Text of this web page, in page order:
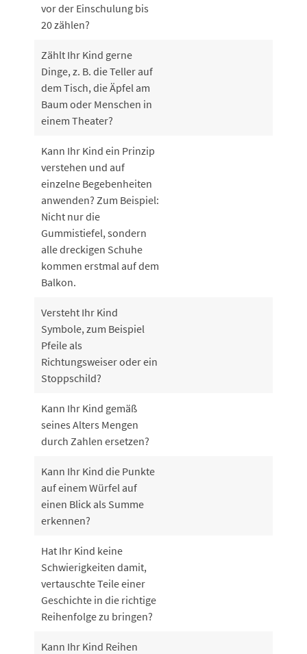
vor der Einschulung bis
20 zählen?
Zählt Ihr Kind gerne
Dinge, z. B. die Teller auf
dem Tisch, die Äpfel am
Baum oder Menschen in
einem Theater?
Kann Ihr Kind ein Prinzip
verstehen und auf
einzelne Begebenheiten
anwenden? Zum Beispiel:
Nicht nur die
Gummistiefel, sondern
alle dreckigen Schuhe
kommen erstmal auf dem
Balkon.
Versteht Ihr Kind
Symbole, zum Beispiel
Pfeile als
Richtungsweiser oder ein
Stoppschild?
Kann Ihr Kind gemäß
seines Alters Mengen
durch Zahlen ersetzen?
Kann Ihr Kind die Punkte
auf einem Würfel auf
einen Blick als Summe
erkennen?
Hat Ihr Kind keine
Schwierigkeiten damit,
vertauschte Teile einer
Geschichte in die richtige
Reihenfolge zu bringen?
Kann Ihr Kind Reihen